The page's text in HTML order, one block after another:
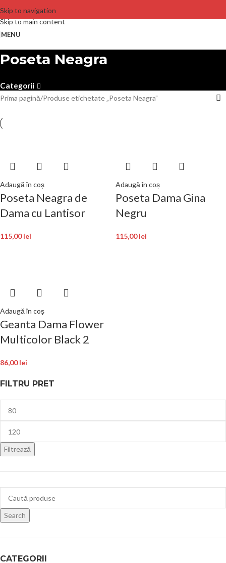
Skip to navigation
Skip to main content
MENU
Poseta Neagra
Categorii
FILTRU PRET
Filtrează
Search
CATEGORII
Prima pagină Produse etichetate „Poseta Neagra”
Adaugă în coș
Poseta Neagra de
Dama cu Lantisor
115,00lei
Adaugă în coș
Poseta Dama Gina
Negru
115,00lei
Adaugă în coș
Geanta Dama Flower
Multicolor Black 2
86,00lei